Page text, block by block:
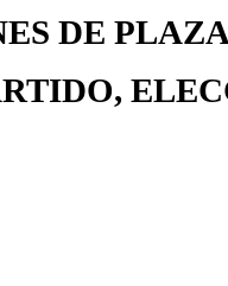
DE